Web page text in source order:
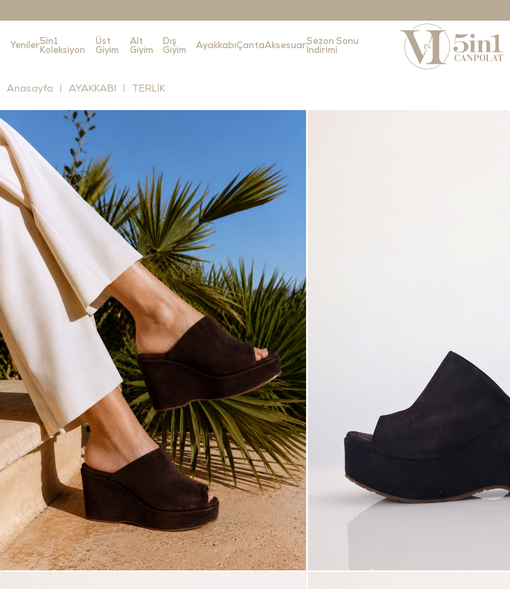
Yeniler5in1
Koleksiyon
Üst
Giyim
Alt
Giyim
Dış
Giyim
AyakkabıÇantaAksesuarSezon Sonu
İndirimi
Anasayfa AYAKKABI TERLİK